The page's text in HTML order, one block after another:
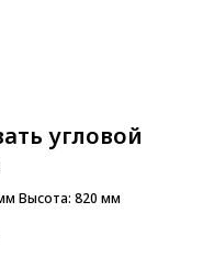
угловой
Высота: 820 мм